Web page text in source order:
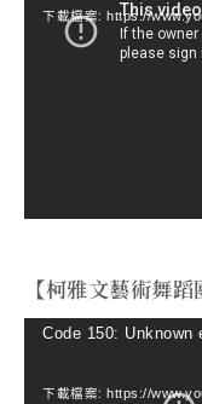
下載檔案: https://
【柯雅文藝術舞
視Code 150: Unknown
下載檔案: https://